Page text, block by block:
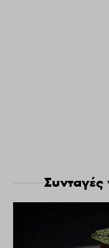
Συνταγές